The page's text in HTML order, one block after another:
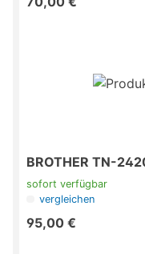
BROTHER TN-
sofort verfügbar
vergleichen
95,00 €